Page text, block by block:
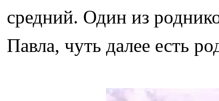
средний. Один из
Павла, чуть далее есть